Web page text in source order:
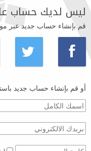
ليس لديك حساب
قم بإنشاء حساب جديد عبر
أو قم بإنشاء حساب جديد